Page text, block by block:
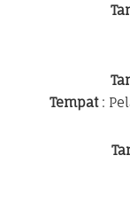
Tempat: